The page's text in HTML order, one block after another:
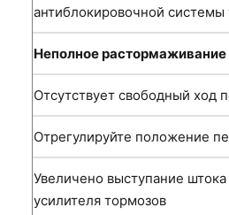
антиблокировочной системы
Неполное растормаживание
Отсутствует свободный ход
Отрегулируйте положение
Увеличено выступание штока
усилителя тормозов